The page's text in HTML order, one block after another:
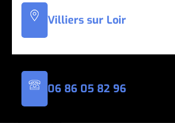
Villiers sur Loir
06 86 05 82 96